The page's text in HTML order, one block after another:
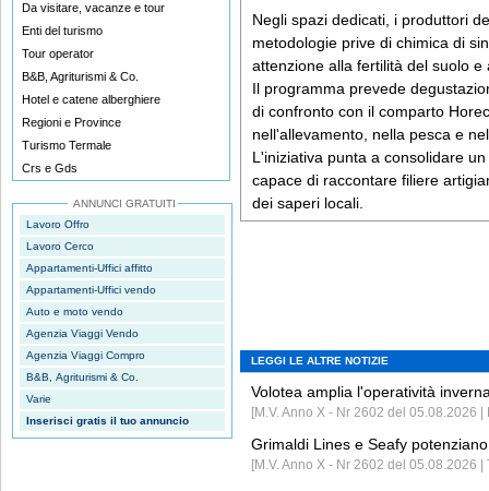
Da visitare, vacanze e tour
Enti del turismo
Tour operator
B&B, Agriturismi & Co.
Hotel e catene alberghiere
Regioni e Province
Turismo Termale
Crs e Gds
ANNUNCI GRATUITI
Lavoro Offro
Lavoro Cerco
Appartamenti-Uffici affitto
Appartamenti-Uffici vendo
Auto e moto vendo
Agenzia Viaggi Vendo
Agenzia Viaggi Compro
B&B, Agriturismi & Co.
Varie
Inserisci gratis il tuo annuncio
Negli spazi dedicati, i produttori
metodologie prive di chimica di
attenzione alla fertilità del suolo
Il programma prevede
di confronto con il comparto
nell'allevamento, nella pesca e
L'iniziativa punta a consolidare
capace di raccontare filiere
dei saperi locali.
LEGGI LE ALTRE NOTIZIE
Volotea amplia l'operatività
[M.V. Anno X - Nr 2602 del 05.08.2026 |
Grimaldi Lines e Seafy
[M.V. Anno X - Nr 2602 del 05.08.2026 |